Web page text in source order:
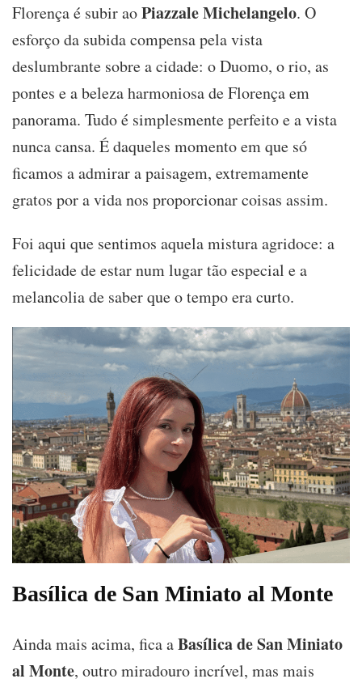
Florença é subir aoPiazzale Michelangelo. O
esforço da subida compensa pela vista
deslumbrante sobre a cidade: o Duomo, o rio, as
pontes e a beleza harmoniosa de Florença em
panorama. Tudo é simplesmente perfeito e a vista
nunca cansa. É daqueles momento em que só
ficamos a admirar a paisagem, extremamente
gratos por a vida nos proporcionar coisas assim.
Foi aqui que sentimos aquela mistura agridoce: a
felicidade de estar num lugar tão especial e a
melancolia de saber que o tempo era curto.
Basílica de San Miniato al Monte
Ainda mais acima, fica aBasílica de San Miniato
al Monte, outro miradouro incrível, mas mais